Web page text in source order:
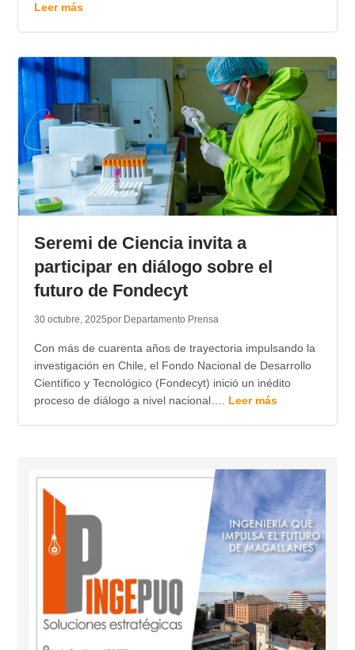
Leer más
Seremi de Ciencia invita a
participar en diálogo sobre el
futuro de Fondecyt
30 octubre, 2025por Departamento Prensa
Con más de cuarenta años de trayectoria impulsando la
investigación en Chile, el Fondo Nacional de Desarrollo
Científico y Tecnológico (Fondecyt) inició un inédito
proceso de diálogo a nivel nacional…. Leer más